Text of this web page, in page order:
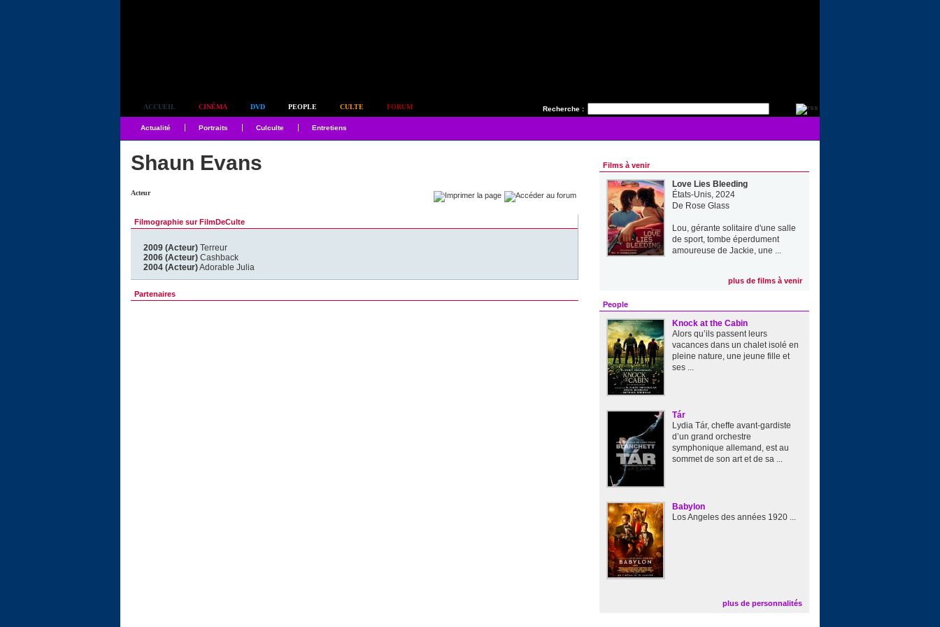
Recherche :
ACCUEIL CINÉMA DVD PEOPLE CULTE FORUM
Actualité Portraits Culculte Entretiens
Shaun Evans
Acteur
Filmographie sur FilmDeCulte
2009 (Acteur) Terreur
2006 (Acteur) Cashback
2004 (Acteur)Adorable Julia
Partenaires
Films à venir
Love Lies Bleeding
États-Unis, 2024
De Rose Glass
Lou, gérante solitaire d'une salle
de sport, tombe éperdument
amoureuse de Jackie, une ...
plus de films à venir
People
Knock at the Cabin
Alors qu’ils passent leurs
vacances dans un chalet isolé en
pleine nature, une jeune fille et
ses ...
Tár
Lydia Tár, cheffe avant-gardiste
d’un grand orchestre
symphonique allemand, est au
sommet de son art et de sa ...
Babylon
Los Angeles des années 1920 ...
plus de personnalités